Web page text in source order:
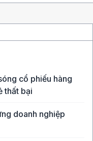
cổ phiếu hàng
thất bại
doanh nghiệp